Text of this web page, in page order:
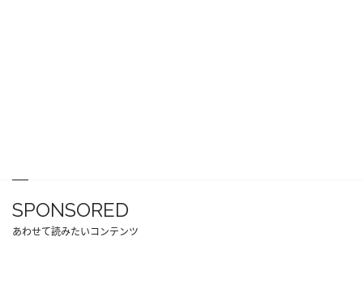
SPONSORED
あわせて読みたいコンテンツ